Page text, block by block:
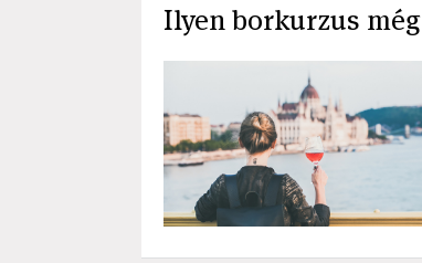
Ilyen borkurzus